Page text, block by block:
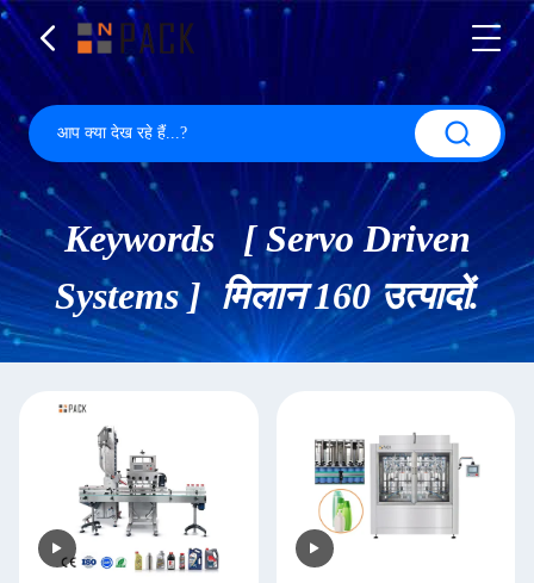
Keywords [ Servo Driven
Systems ] मिलान 160 उत्पादों.